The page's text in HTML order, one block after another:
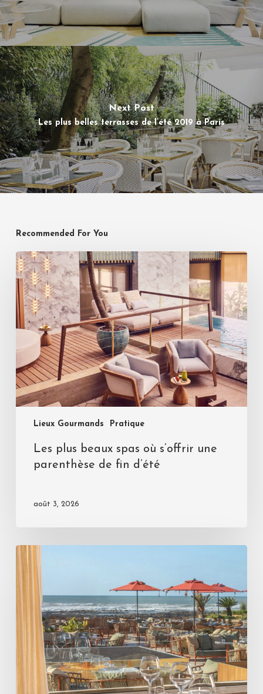
Next Post
Les plus belles terrasses de l’été 2019 à Paris
Recommended For You
Lieux Gourmands Pratique
Les plus beaux spas où s’offrir une
parenthèse de fin d’été
août 3, 2026